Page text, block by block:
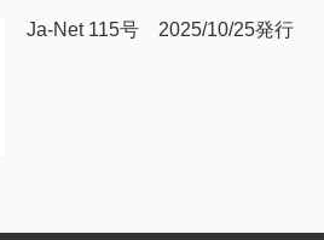
Ja-Net 115号 2025/10/25発行